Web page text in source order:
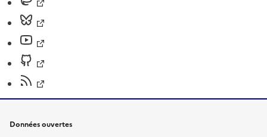
Données ouvertes